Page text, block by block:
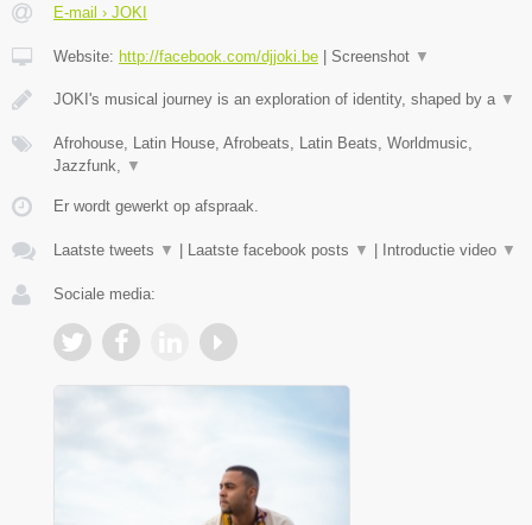
E-mail › JOKI
Website: http://facebook.com/djjoki.be Screenshot ▼
JOKI's musical journey is an exploration of identity, shaped by a ▼
Afrohouse, Latin House, Afrobeats, Latin Beats, Worldmusic,
Jazzfunk,
▼
Er wordt gewerkt op afspraak.
Laatste tweets ▼ Laatste facebook posts ▼ Introductie video ▼
Sociale media: